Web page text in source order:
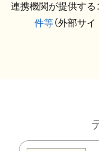
連携機関が提供する
件等（外部サ